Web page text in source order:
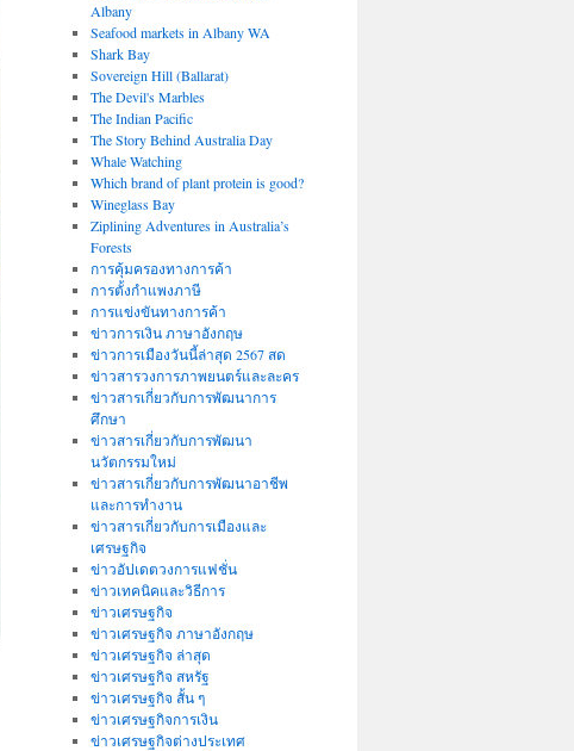
Albany
Seafood markets in Albany WA
Shark Bay
Sovereign Hill (Ballarat)
The Devil's Marbles
The Indian Pacific
The Story Behind Australia Day
Whale Watching
Which brand of plant protein is good?
Wineglass Bay
Ziplining Adventures in Australia’s
Forests
การคุ้มครองทางการค้า
การตั้งกำแพงภาษี
การแข่งขันทางการค้า
ข่าวการเงิน ภาษาอังกฤษ
ข่าวการเมืองวันนี้ล่าสุด 2567 สด
ข่าวสารวงการภาพยนตร์และละคร
ข่าวสารเกี่ยวกับการพัฒนาการ
ศึกษา
ข่าวสารเกี่ยวกับการพัฒนา
นวัตกรรมใหม่
ข่าวสารเกี่ยวกับการพัฒนาอาชีพ
และการทำงาน
ข่าวสารเกี่ยวกับการเมืองและ
เศรษฐกิจ
ข่าวอัปเดตวงการแฟชั่น
ข่าวเทคนิคและวิธีการ
ข่าวเศรษฐกิจ
ข่าวเศรษฐกิจ ภาษาอังกฤษ
ข่าวเศรษฐกิจ ล่าสุด
ข่าวเศรษฐกิจ สหรัฐ
ข่าวเศรษฐกิจ สั้น ๆ
ข่าวเศรษฐกิจการเงิน
ข่าวเศรษฐกิจต่างประเทศ